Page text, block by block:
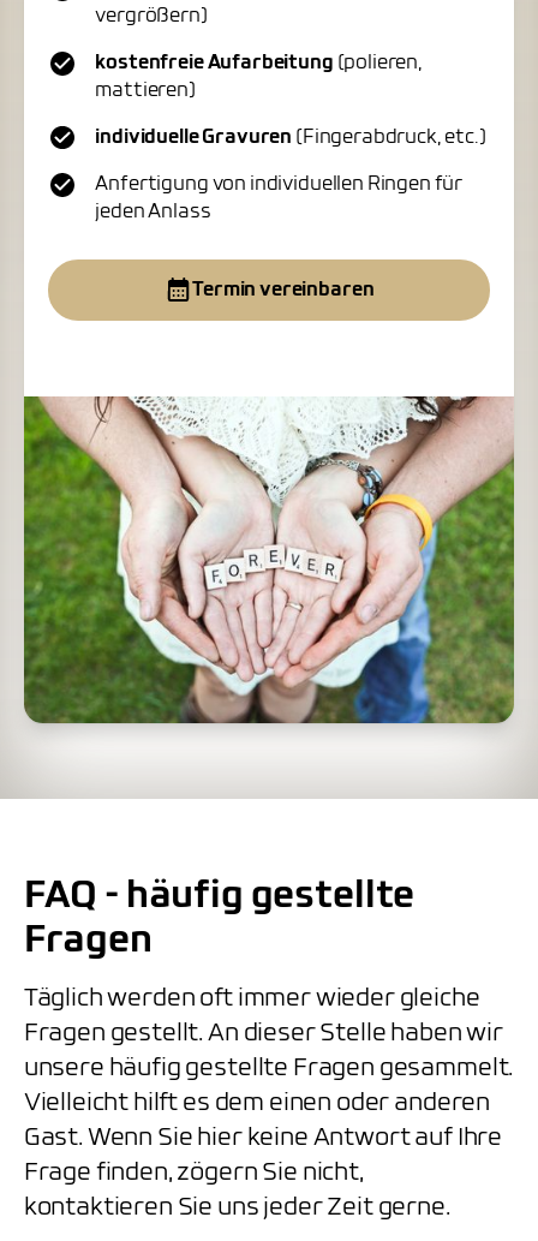
vergrößern)
kostenfreie Aufarbeitung (polieren,
mattieren)
individuelle Gravuren (Fingerabdruck, etc.)
Anfertigung von individuellen Ringen für
jeden Anlass
Termin vereinbaren
FAQ - häufig gestellte
Fragen
Täglich werden oft immer wieder gleiche
Fragen gestellt. An dieser Stelle haben wir
unsere häufig gestellte Fragen gesammelt.
Vielleicht hilft es dem einen oder anderen
Gast. Wenn Sie hier keine Antwort auf Ihre
Frage finden, zögern Sie nicht,
kontaktieren Sie uns jeder Zeit gerne.